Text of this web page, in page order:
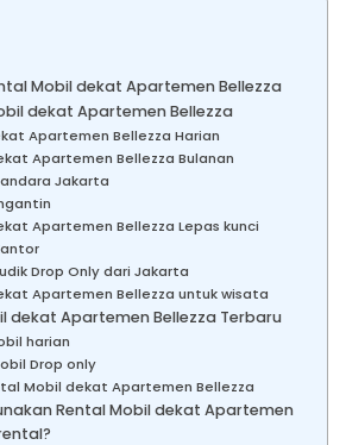
Mobil dekat Apartemen Bellezza
dekat Apartemen Bellezza
Apartemen Bellezza Harian
Apartemen Bellezza Bulanan
Jakarta
Apartemen Bellezza Lepas kunci
Drop Only dari Jakarta
Apartemen Bellezza untuk wisata
dekat Apartemen Bellezza Terbaru
harian
Drop only
Mobil dekat Apartemen Bellezza
Rental Mobil dekat Apartemen